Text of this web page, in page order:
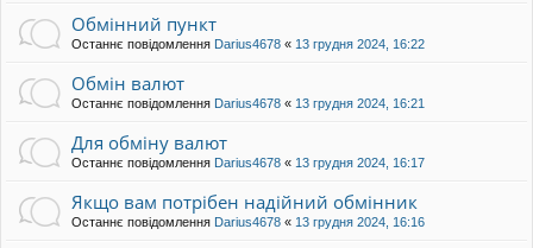
Обмінний пункт
Останнє повідомлення Darius4678 « 13 грудня 2024, 16:22
Обмін валют
Останнє повідомлення Darius4678 « 13 грудня 2024, 16:21
Для обміну валют
Останнє повідомлення Darius4678 « 13 грудня 2024, 16:17
Якщо вам потрібен надійний обмінник
Останнє повідомлення Darius4678 « 13 грудня 2024, 16:16